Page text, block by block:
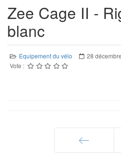
Zee Cage II -
blanc
Equipement du vélo 28
Vote :